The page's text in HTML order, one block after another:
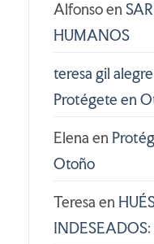
Alfonsoen
HUMANOS
teresa gil alegre
Protégete en
Elena en
Otoño
Teresa en
INDESEADOS: